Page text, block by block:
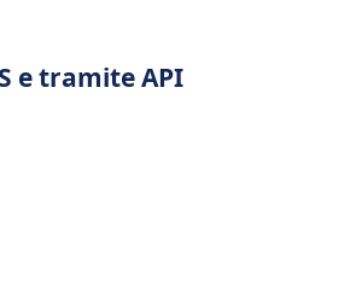
e tramite API